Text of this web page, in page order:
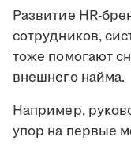
Развитие HR-
сотрудников,
тоже помогают
внешнего найма.
Например,
упор на первые